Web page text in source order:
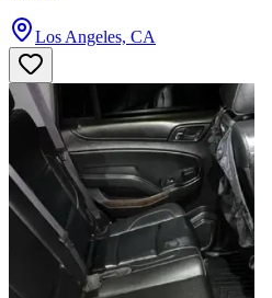
Los Angeles, CA